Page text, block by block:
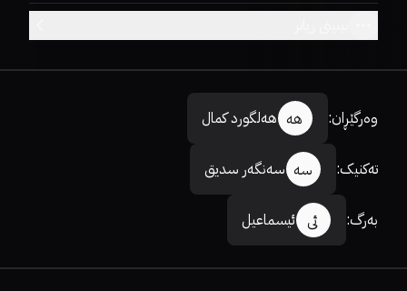
وەرگێڕان: ھە ھەلگورد کمال
تەکنیک: سە سەنگەر سدیق
بەرگ: ئی ئیسماعیل